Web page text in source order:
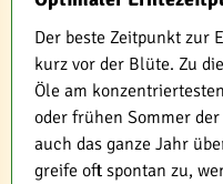
Der beste Zeitpunkt zur
kurz vor der Blüte. Zu
Öle am
oder frühen Sommer
auch das ganze Jahr
greife oft spontan zu,